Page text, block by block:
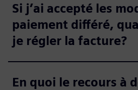
Si j’ai accepté les
paiement différé,
je régler la facture?
En quoi le recours à